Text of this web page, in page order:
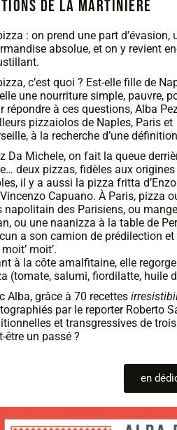
de la MartiniÈre
: on prend une part
absolue, et on y revient
c’est quoi ? Est-elle fille de
une nourriture simple, pauvre,
répondre à ces questions, Alba
pizzaiolos de Naples, Paris et
à la recherche d’une
Da Michele, on fait la queue
deux pizzas, fidèles aux
il y a aussi la pizza fritta
Capuano. À Paris, pizza
napolitain des Parisiens, ou
ou une naanizza à la table de
a son camion de prédilection
moit’.
à la côte amalfitaine, elle
(tomate, salumi, fiordilatte, huile
Alba, grâce à 70 recettes
par le reporter Roberto
et transgressives de
être un passé ?
en